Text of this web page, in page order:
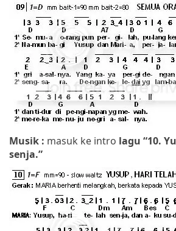
Musik : masuk ke intro lagu “10.
senja.”